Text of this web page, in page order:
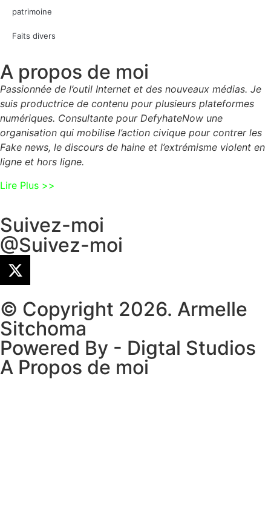
patrimoine
Faits divers
A propos de moi
Passionnée de l’outil Internet et des nouveaux médias. Je
suis productrice de contenu pour plusieurs plateformes
numériques. Consultante pour DefyhateNow une
organisation qui mobilise l’action civique pour contrer les
Fake news, le discours de haine et l’extrémisme violent en
ligne et hors ligne.
Lire Plus >>
Suivez-moi
@Suivez-moi
© Copyright 2026. Armelle
Sitchoma
Powered By - Digtal Studios
A Propos de moi